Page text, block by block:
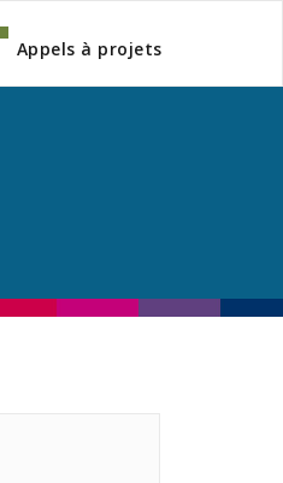
Appels à projets